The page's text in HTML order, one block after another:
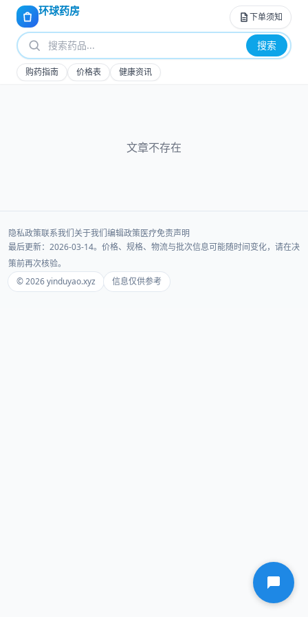
环球药房 下单须知
搜索
购药指南 价格表 健康资讯
文章不存在
隐私政策联系我们关于我们编辑政策医疗免责声明
最后更新：2026-03-14。价格、规格、物流与批次信息可能随时间变化，请在决
策前再次核验。
© 2026 yinduyao.xyz
信息仅供参考